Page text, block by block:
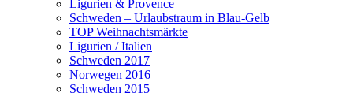
Ligurien & Provence
Schweden – Urlaubstraum in Blau-Gelb
TOP Weihnachtsmärkte
Ligurien / Italien
Schweden 2017
Norwegen 2016
Schweden 2015